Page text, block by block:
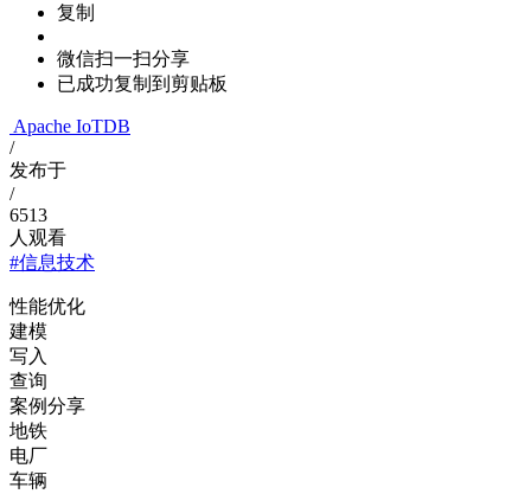
复制
微信扫一扫分享
已成功复制到剪贴板
Apache IoTDB
/
发布于
/
6513
人观看
#信息技术
性能优化
建模
写入
查询
案例分享
地铁
电厂
车辆